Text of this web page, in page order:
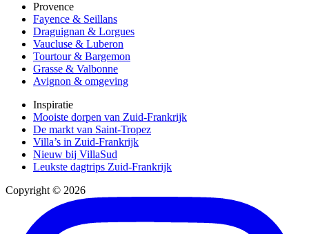
Provence
Fayence & Seillans
Draguignan & Lorgues
Vaucluse & Luberon
Tourtour & Bargemon
Grasse & Valbonne
Avignon & omgeving
Inspiratie
Mooiste dorpen van Zuid-Frankrijk
De markt van Saint-Tropez
Villa’s in Zuid-Frankrijk
Nieuw bij VillaSud
Leukste dagtrips Zuid-Frankrijk
Copyright © 2026